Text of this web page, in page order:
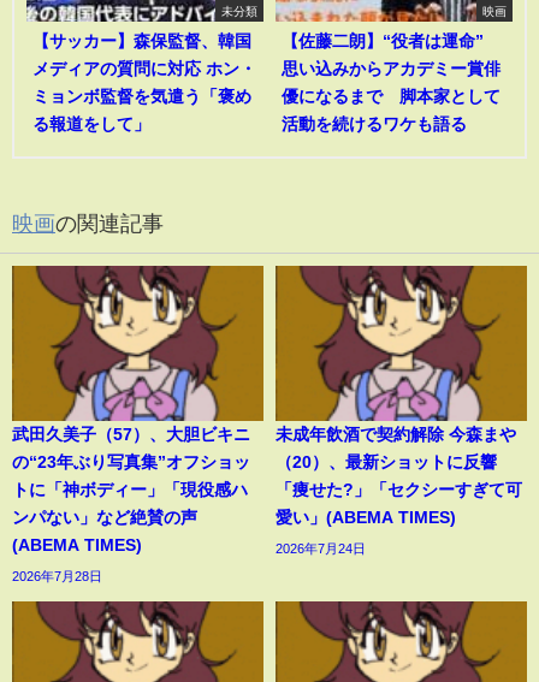
未分類
【サッカー】森保監督、韓国
メディアの質問に対応 ホン・
ミョンボ監督を気遣う「褒め
る報道をして」
映画
【佐藤二朗】“役者は運命”
思い込みからアカデミー賞俳
優になるまで 脚本家として
活動を続けるワケも語る
映画の関連記事
武田久美子（57）、大胆ビキニ
の“23年ぶり写真集”オフショッ
トに「神ボディー」「現役感ハ
ンパない」など絶賛の声
(ABEMA TIMES)
2026年7月28日
未成年飲酒で契約解除 今森まや
（20）、最新ショットに反響
「痩せた?」「セクシーすぎて可
愛い」(ABEMA TIMES)
2026年7月24日